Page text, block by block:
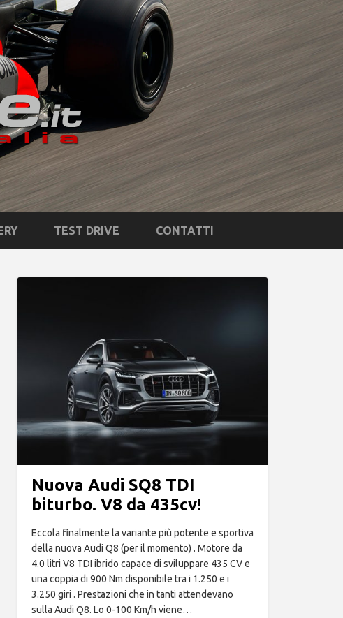
TEST DRIVE CONTATTI
Nuova Audi SQ8 TDI
biturbo. V8 da 435cv!
Eccola finalmente la variante più potente e sportiva
della nuova Audi Q8 (per il momento) . Motore da
4.0 litri V8 TDI ibrido capace di sviluppare 435 CV e
una coppia di 900 Nm disponibile tra i 1.250 e i
3.250 giri . Prestazioni che in tanti attendevano
sulla Audi Q8. Lo 0-100 Km/h viene…